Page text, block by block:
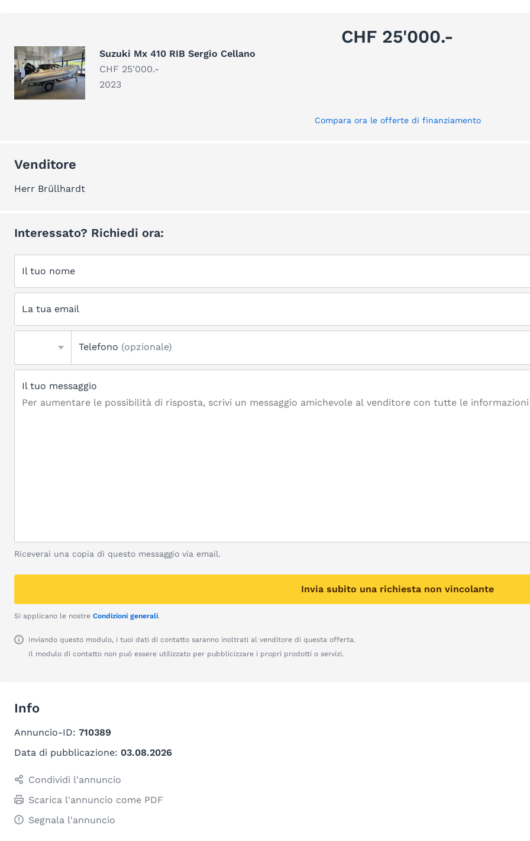
CHF 25'000.-
Suzuki Mx 410 RIB Sergio Cellano
CHF 25'000.-
2023
Compara ora le offerte di finanziamento
Venditore
Herr Brüllhardt
Interessato? Richiedi ora:
Il tuo nome
La tua email
Telefono (opzionale)
Il tuo messaggio
Riceverai una copia di questo messaggio via email.
Invia subito una richiesta non vincolante
Si applicano le nostre Condizioni generali.
Inviando questo modulo, i tuoi dati di contatto saranno inoltrati al venditore di questa offerta.
Il modulo di contatto non può essere utilizzato per pubblicizzare i propri prodotti o servizi.
Info
Annuncio-ID: 710389
Data di pubblicazione: 03.08.2026
Condividi l'annuncio
Scarica l'annuncio come PDF
Segnala l'annuncio